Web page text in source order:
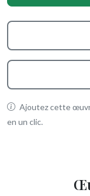
Ajoutez cette
en un clic.